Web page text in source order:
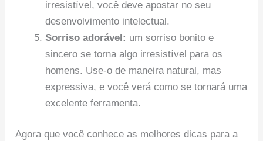
irresistível, você deve apostar no seu
desenvolvimento intelectual.
Sorriso adorável: um sorriso bonito e
sincero se torna algo irresistível para os
homens. Use-o de maneira natural, mas
expressiva, e você verá como se tornará uma
excelente ferramenta.
Agora que você conhece as melhores dicas para a